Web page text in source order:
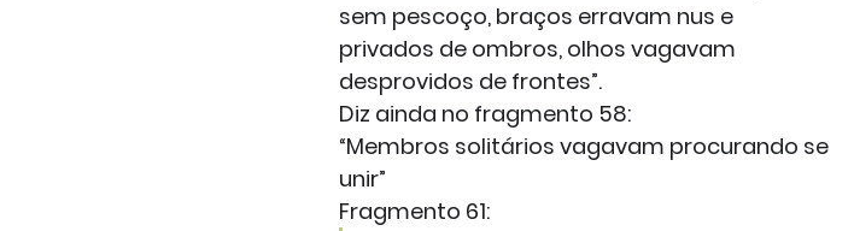
sem pescoço, braços erravam nus e
privados de ombros, olhos vagavam
desprovidos de frontes”.
Diz ainda no fragmento 58:
“Membros solitários vagavam procurando se
unir”
Fragmento 61: